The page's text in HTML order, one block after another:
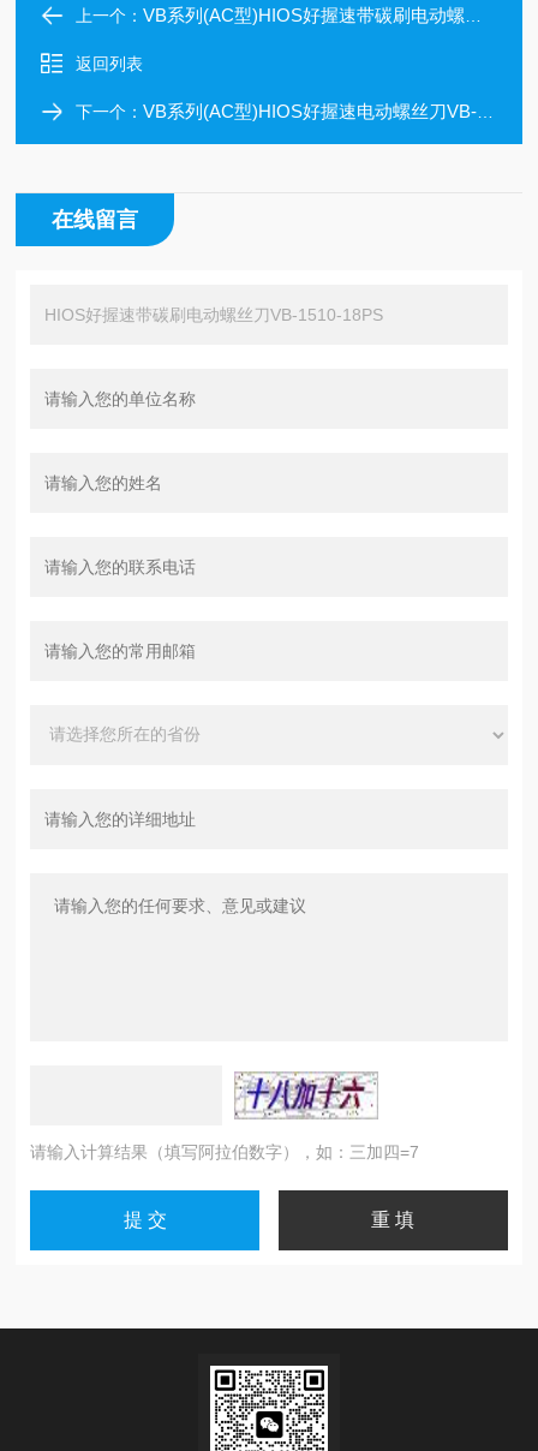
上一个：VB系列(AC型)HIOS好握速带碳刷电动螺丝刀VB-1510-18
返回列表
下一个：VB系列(AC型)HIOS好握速电动螺丝刀VB-1510-18PS-OPC
在线留言
请输入计算结果（填写阿拉伯数字），如：三加四=7